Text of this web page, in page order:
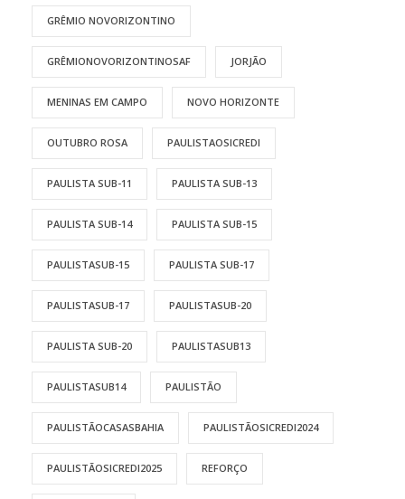
GRÊMIO NOVORIZONTINO
GRÊMIONOVORIZONTINOSAF JORJÃO
MENINAS EM CAMPO NOVO HORIZONTE
OUTUBRO ROSA PAULISTAOSICREDI
PAULISTA SUB-11 PAULISTA SUB-13
PAULISTA SUB-14 PAULISTA SUB-15
PAULISTASUB-15 PAULISTA SUB-17
PAULISTASUB-17 PAULISTASUB-20
PAULISTA SUB-20 PAULISTASUB13
PAULISTASUB14 PAULISTÃO
PAULISTÃOCASASBAHIA PAULISTÃOSICREDI2024
PAULISTÃOSICREDI2025 REFORÇO